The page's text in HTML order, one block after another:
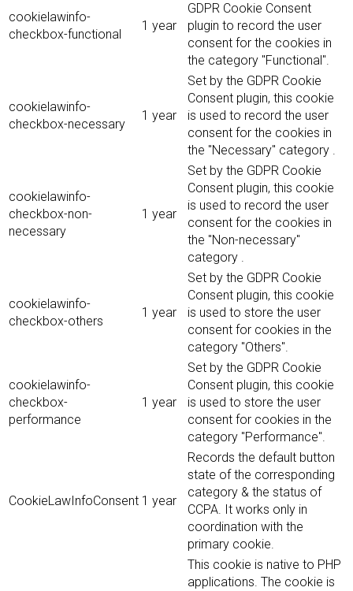
cookielawinfo-
checkbox-functional
1 year
GDPR Cookie Consent
plugin to record the user
consent for the cookies in
the category "Functional".
cookielawinfo-
checkbox-necessary
1 year
Set by the GDPR Cookie
Consent plugin, this cookie
is used to record the user
consent for the cookies in
the "Necessary" category .
cookielawinfo-
checkbox-non-
necessary
1 year
Set by the GDPR Cookie
Consent plugin, this cookie
is used to record the user
consent for the cookies in
the "Non-necessary"
category .
cookielawinfo-
checkbox-others
1 year
Set by the GDPR Cookie
Consent plugin, this cookie
is used to store the user
consent for cookies in the
category "Others".
cookielawinfo-
checkbox-
performance
1 year
Set by the GDPR Cookie
Consent plugin, this cookie
is used to store the user
consent for cookies in the
category "Performance".
CookieLawInfoConsent 1 year
Records the default button
state of the corresponding
category & the status of
CCPA. It works only in
coordination with the
primary cookie.
This cookie is native to PHP
applications. The cookie is